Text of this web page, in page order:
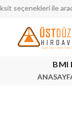
ile
BMI